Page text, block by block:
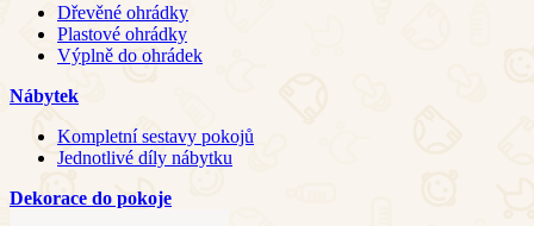
Dřevěné ohrádky
Plastové ohrádky
Výplně do ohrádek
Nábytek
Kompletní sestavy pokojů
Jednotlivé díly nábytku
Dekorace do pokoje